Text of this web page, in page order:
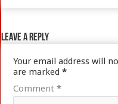
Leave a Reply
Your email address will
are marked*
Comment*